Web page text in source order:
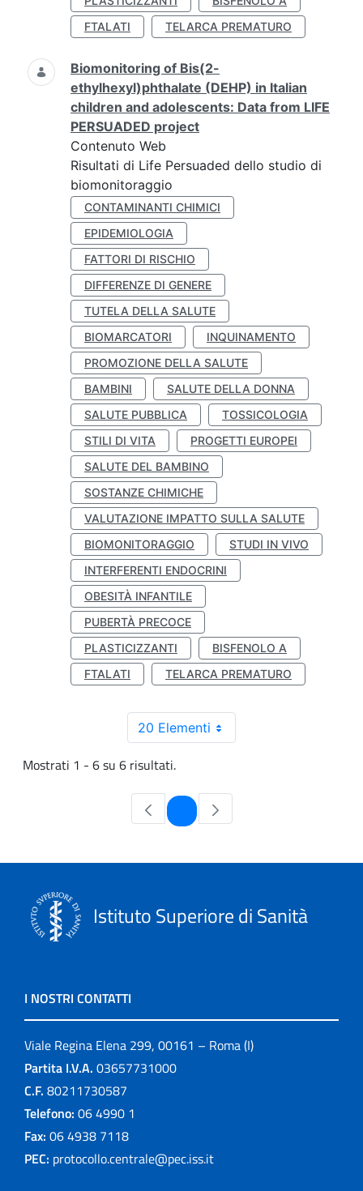
FTALATI
TELARCA PREMATURO
Biomonitoring of Bis(2-
ethylhexyl)phthalate (DEHP) in Italian
children and adolescents: Data from LIFE
PERSUADED project
Contenuto Web
Risultati di Life Persuaded dello studio di
biomonitoraggio
CONTAMINANTI CHIMICI
EPIDEMIOLOGIA
FATTORI DI RISCHIO
DIFFERENZE DI GENERE
TUTELA DELLA SALUTE
BIOMARCATORI
INQUINAMENTO
PROMOZIONE DELLA SALUTE
BAMBINI
SALUTE DELLA DONNA
SALUTE PUBBLICA
TOSSICOLOGIA
STILI DI VITA
PROGETTI EUROPEI
SALUTE DEL BAMBINO
SOSTANZE CHIMICHE
VALUTAZIONE IMPATTO SULLA SALUTE
BIOMONITORAGGIO
STUDI IN VIVO
INTERFERENTI ENDOCRINI
OBESITÀ INFANTILE
PUBERTÀ PRECOCE
PLASTICIZZANTI
BISFENOLO A
FTALATI
TELARCA PREMATURO
20 Elementi
Mostrati 1 - 6 su 6 risultati.
Pagina
Istituto Superiore di Sanità
I NOSTRI CONTATTI
Viale Regina Elena 299, 00161 – Roma (I)
Partita I.V.A. 03657731000
C.F. 80211730587
Telefono: 06 4990 1
Fax: 06 4938 7118
PEC: protocollo.centrale@pec.iss.it